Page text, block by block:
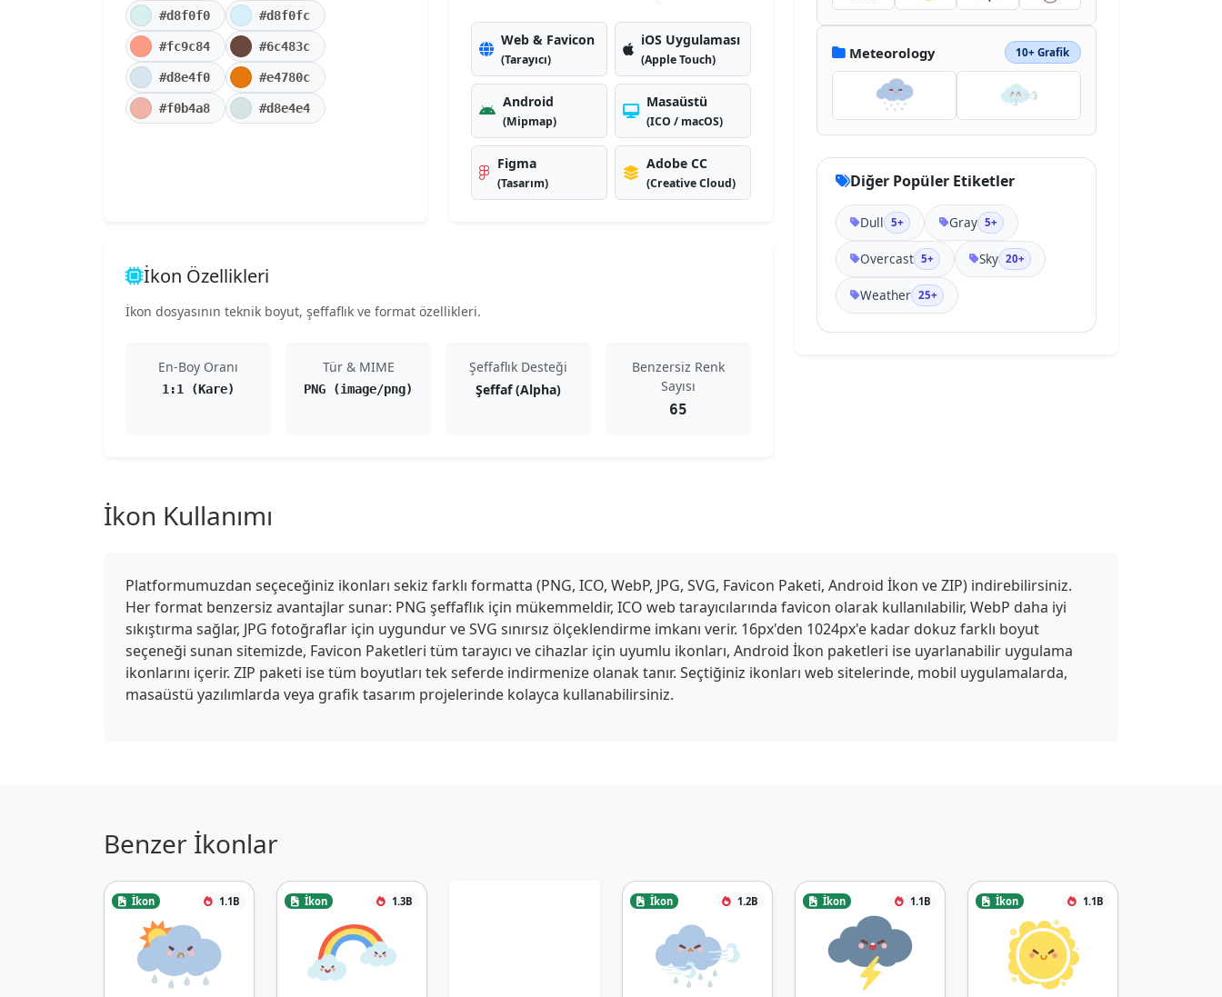
#d8f0f0 #d8f0fc
#fc9c84 #6c483c
#d8e4f0 #e4780c
#f0b4a8 #d8e4e4
Web & Favicon
(Tarayıcı)
iOS Uygulaması
(Apple Touch)
Android
(Mipmap)
Masaüstü
(ICO / macOS)
Figma
(Tasarım)
Adobe CC
(Creative Cloud)
İkon Özellikleri
İkon dosyasının teknik boyut, şeffaflık ve format özellikleri.
En-Boy Oranı
1:1 (Kare)
Tür & MIME
PNG (image/png)
Şeffaflık Desteği
Şeffaf (Alpha)
Benzersiz Renk
Sayısı
65
Meteorology 10+ Grafik
Diğer Popüler Etiketler
Dull 5+ Gray 5+
Overcast 5+ Sky 20+
Weather 25+
İkon Kullanımı
Platformumuzdan seçeceğiniz ikonları sekiz farklı formatta (PNG, ICO, WebP, JPG, SVG, Favicon Paketi, Android İkon ve ZIP) indirebilirsiniz.
Her format benzersiz avantajlar sunar: PNG şeffaflık için mükemmeldir, ICO web tarayıcılarında favicon olarak kullanılabilir, WebP daha iyi
sıkıştırma sağlar, JPG fotoğraflar için uygundur ve SVG sınırsız ölçeklendirme imkanı verir. 16px'den 1024px'e kadar dokuz farklı boyut
seçeneği sunan sitemizde, Favicon Paketleri tüm tarayıcı ve cihazlar için uyumlu ikonları, Android İkon paketleri ise uyarlanabilir uygulama
ikonlarını içerir. ZIP paketi ise tüm boyutları tek seferde indirmenize olanak tanır. Seçtiğiniz ikonları web sitelerinde, mobil uygulamalarda,
masaüstü yazılımlarda veya grafik tasarım projelerinde kolayca kullanabilirsiniz.
Benzer İkonlar
İkon 1.1B İkon 1.3B İkon 1.2B İkon 1.1B İkon 1.1B